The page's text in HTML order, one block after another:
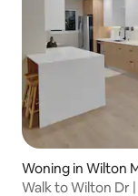
Woning in Wilton
Walk to Wilton Dr